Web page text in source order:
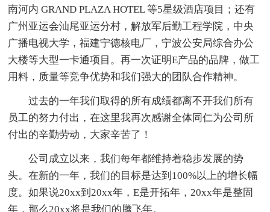
南河内 GRAND PLAZA HOTEL 等5星级酒店项目；还有
广州亚运会汕尾亚运分村，解放军后勤工程学院，中央
广播电视大学，福建宁德核电厂，宁波公安局综合办公
大楼等大型一卡通项目。再一次证明E产品的品牌，做工
用料，质量等竞争优势和我们强大的团队合作精神。
过去的一年我们取得的所有成绩都离不开我们所有
员工的努力付出，在这里我再次感谢全体同仁为公司所
付出的辛勤劳动，大家辛苦了！
公司成立以来，我们每年都维持着稳步发展的势
头。在新的一年，我们的目标是达到100%以上的增长幅
度。如果说20xx到20xx年，E是开拓年，20xx年是整固
年，那么20xx将是我们的腾飞年。